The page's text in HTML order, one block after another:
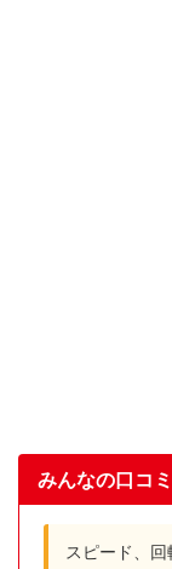
みんなの口コ
スピード、